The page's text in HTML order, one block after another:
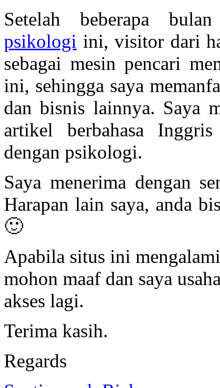
Setelah beberapa
psikologi ini, visitor dari
sebagai mesin pencari
ini, sehingga saya
dan bisnis lainnya. Saya
artikel berbahasa
dengan psikologi.
Saya menerima dengan
Harapan lain saya, anda
🙂
Apabila situs ini
mohon maaf dan saya
akses lagi.
Terima kasih.
Regards